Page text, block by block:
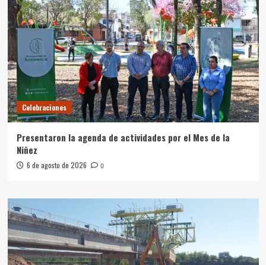
Celebraciones
Presentaron la agenda de actividades por el Mes de la
Niñez
6 de agosto de 2026 0